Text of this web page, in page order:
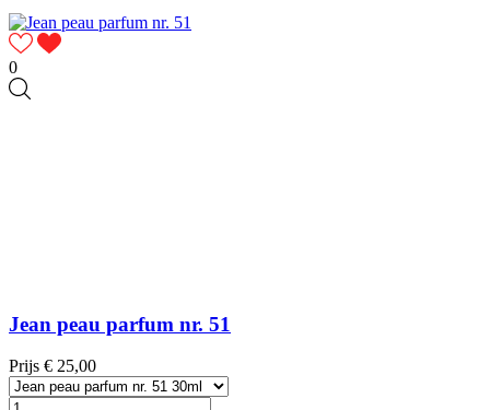
0
Jean peau parfum nr. 51
Prijs € 25,00